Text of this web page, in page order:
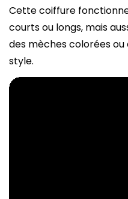
Cette coiffure
courts ou longs, mais
des mèches colorées
style.